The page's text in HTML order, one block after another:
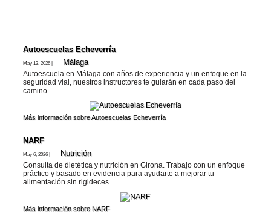
Autoescuelas Echeverría
May 13, 2026 | Málaga
Autoescuela en Málaga con años de experiencia y un enfoque en la
seguridad vial, nuestros instructores te guiarán en cada paso del
camino. ...
Más información sobre Autoescuelas Echeverría
NARF
May 6, 2026 | Nutrición
Consulta de dietética y nutrición en Girona. Trabajo con un enfoque
práctico y basado en evidencia para ayudarte a mejorar tu
alimentación sin rigideces. ...
Más información sobre NARF